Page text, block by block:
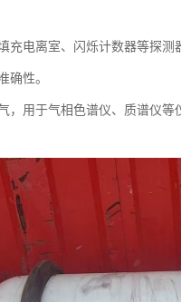
充电离室、闪烁计数器等探
确性。
，用于气相色谱仪、质谱仪